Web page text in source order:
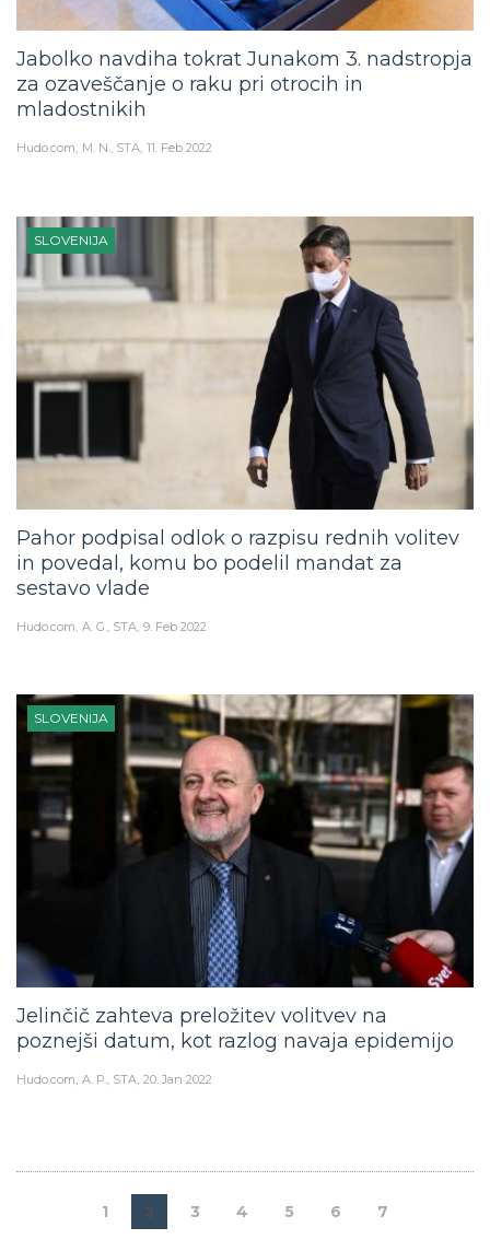
Jabolko navdiha tokrat Junakom 3. nadstropja
za ozaveščanje o raku pri otrocih in
mladostnikih
Hudo.com M. N., STA 11. Feb 2022
SLOVENIJA
Pahor podpisal odlok o razpisu rednih volitev
in povedal, komu bo podelil mandat za
sestavo vlade
Hudo.com A. G., STA 9. Feb 2022
SLOVENIJA
Jelinčič zahteva preložitev volitvev na
poznejši datum, kot razlog navaja epidemijo
Hudo.com A. P., STA 20. Jan 2022
1 2 3 4 5 6 7